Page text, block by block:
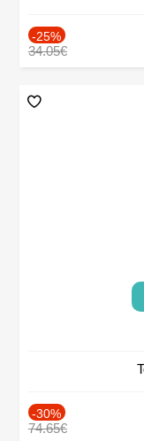
-25%
34.05€
-30%
74.65€